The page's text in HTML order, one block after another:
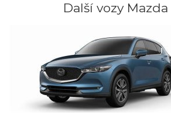
Další vozy Mazda